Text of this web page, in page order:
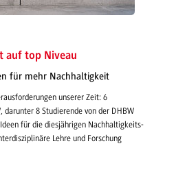
auf top Niveau
für mehr Nachhaltigkeit
unserer Zeit: 6
darunter 8 Studierende von der DHBW
für die diesjährigen Nachhaltigkeits-
Lehre und Forschung